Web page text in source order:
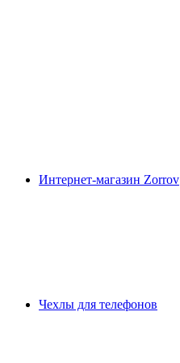
Интернет-магазин Zorrov
Чехлы для телефонов